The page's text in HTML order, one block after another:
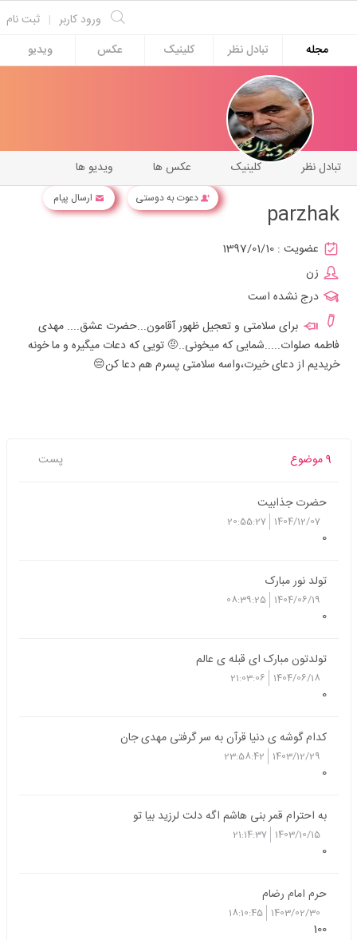
ثبت نام | ورود کاربر
مجله
تبادل نظر کلینیک عکس ویدیو
دعوت به دوستی ارسال پیام
ویدیو ها عکس ها کلینیک تبادل نظر
parzhak
عضویت : 1397/01/10
زن
درج نشده است
برای سلامتی و تعجیل ظهور آقامون...حضرت عشق.... مهدی
فاطمه صلوات.....شمایی که میخونی..🤨 تویی که دعات میگیره و ما خونه
خریدیم از دعای خیرت،واسه سلامتی پسرم هم دعا کن😔
9 موضوع پست
حضرت جذابیت
1404/12/07
20:55:27
0
تولد نور مبارک
1404/06/19
08:39:25
0
تولدتون مبارک ای قبله ی عالم
1404/06/18
21:03:06
0
کدام گوشه ی دنیا قرآن به سر گرفتی مهدی جان
1403/12/29
23:58:42
0
به احترام قمر بنی هاشم اگه دلت لرزید بیا تو
1403/10/15
21:14:37
0
حرم امام رضام
1403/02/30
18:10:45
100